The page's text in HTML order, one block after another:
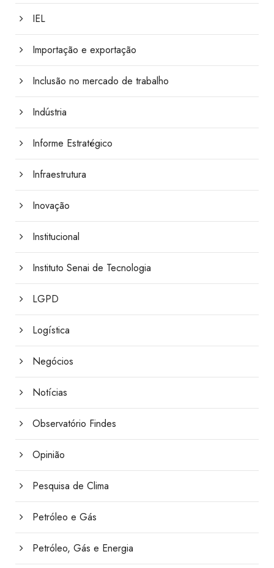
IEL
Importação e exportação
Inclusão no mercado de trabalho
Indústria
Informe Estratégico
Infraestrutura
Inovação
Institucional
Instituto Senai de Tecnologia
LGPD
Logística
Negócios
Notícias
Observatório Findes
Opinião
Pesquisa de Clima
Petróleo e Gás
Petróleo, Gás e Energia